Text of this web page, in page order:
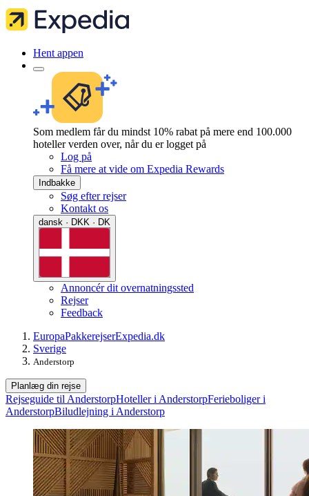
Hent appen
Som medlem får du mindst 10% rabat på mere end 100.000
hoteller verden over, når du er logget på
Log på
Få mere at vide om Expedia Rewards
Indbakke
Søg efter rejser
Kontakt os
dansk · DKK · DK
Annoncér dit overnatningssted
Rejser
Feedback
EuropaPakkerejserExpedia.dk
Sverige
Anderstorp
Planlæg din rejse
Rejseguide til AnderstorpHoteller i AnderstorpFerieboliger i
AnderstorpBiludlejning i Anderstorp